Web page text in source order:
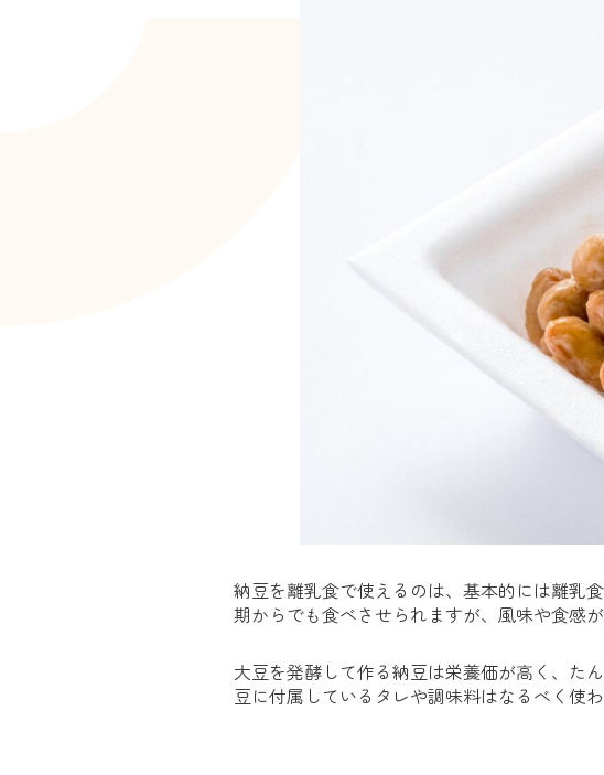
納豆を離乳食で使えるのは、基本的には離乳
期からでも食べさせられますが、風味や食感
大豆を発酵して作る納豆は栄養価が高く、た
豆に付属しているタレや調味料はなるべく使